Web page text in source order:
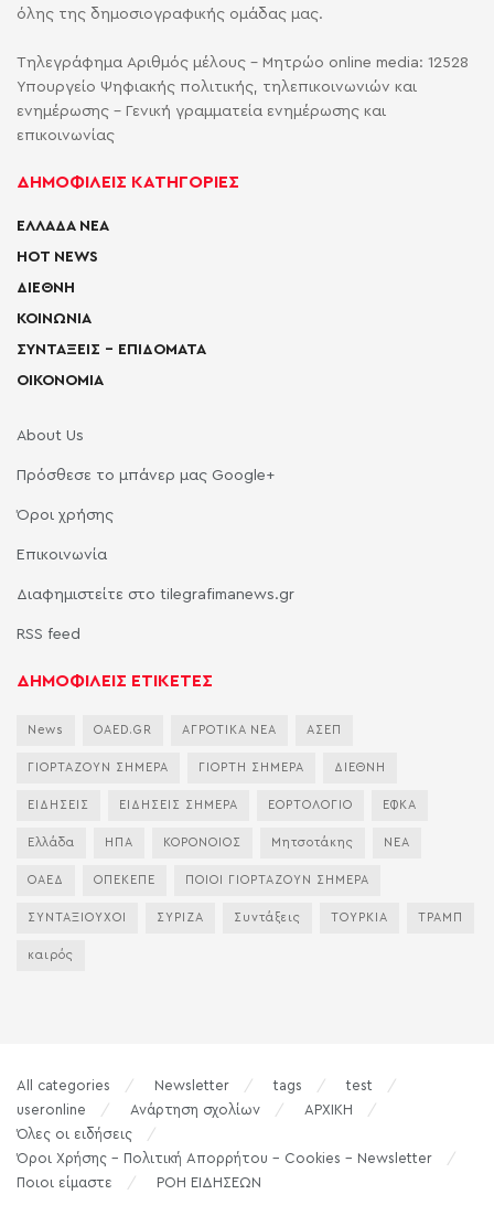
όλης της δημοσιογραφικής ομάδας μας.
Τηλεγράφημα Αριθμός μέλους - Μητρώο online media: 12528
Υπουργείο Ψηφιακής πολιτικής, τηλεπικοινωνιών και
ενημέρωσης - Γενική γραμματεία ενημέρωσης και
επικοινωνίας
ΔΗΜΟΦΙΛΕΙΣ ΚΑΤΗΓΟΡΙΕΣ
ΕΛΛΑΔΑ ΝΕΑ
HOT NEWS
ΔΙΕΘΝΗ
ΚΟΙΝΩΝΙΑ
ΣΥΝΤΑΞΕΙΣ – ΕΠΙΔΟΜΑΤΑ
ΟΙΚΟΝΟΜΙΑ
About Us
Πρόσθεσε το μπάνερ μας Google+
Όροι χρήσης
Επικοινωνία
Διαφημιστείτε στο tilegrafimanews.gr
RSS feed
ΔΗΜΟΦΙΛΕΙΣ ΕΤΙΚΕΤΕΣ
News OAED.GR ΑΓΡΟΤΙΚΑ ΝΕΑ ΑΣΕΠ
ΓΙΟΡΤΑΖΟΥΝ ΣΗΜΕΡΑ ΓΙΟΡΤΗ ΣΗΜΕΡΑ ΔΙΕΘΝΗ
ΕΙΔΗΣΕΙΣ ΕΙΔΗΣΕΙΣ ΣΗΜΕΡΑ ΕΟΡΤΟΛΟΓΙΟ ΕΦΚΑ
Ελλάδα ΗΠΑ ΚΟΡΟΝΟΙΟΣ Μητσοτάκης ΝΕΑ
ΟΑΕΔ ΟΠΕΚΕΠΕ ΠΟΙΟΙ ΓΙΟΡΤΑΖΟΥΝ ΣΗΜΕΡΑ
ΣΥΝΤΑΞΙΟΥΧΟΙ ΣΥΡΙΖΑ Συντάξεις ΤΟΥΡΚΙΑ ΤΡΑΜΠ
καιρός
All categories Newsletter tags
test
useronline
Ανάρτηση σχολίων
ΑΡΧΙΚΗ
Όλες οι ειδήσεις
Όροι Χρήσης – Πολιτική Απορρήτου – Cookies – Newsletter
Ποιοι είμαστε
ΡΟΗ ΕΙΔΗΣΕΩΝ